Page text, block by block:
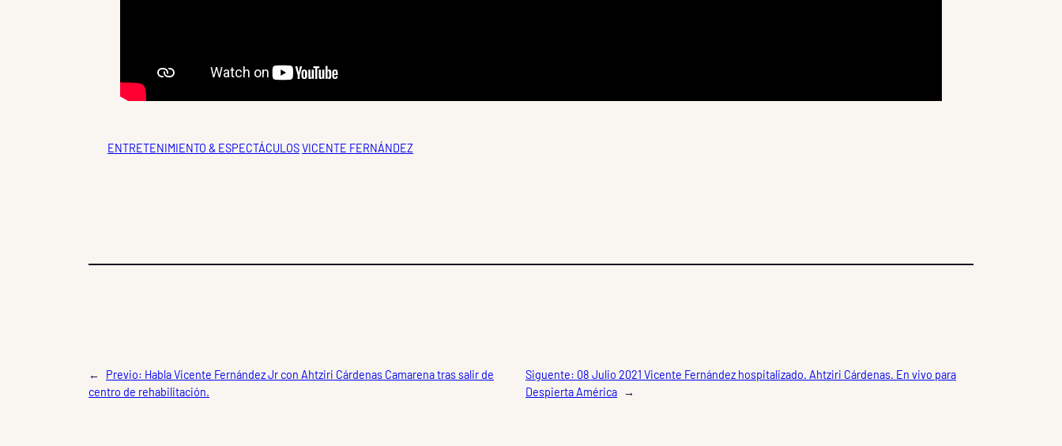
ENTRETENIMIENTO & ESPECTÁCULOSVICENTE FERNÁNDEZ
← Previo: Habla Vicente Fernández Jr con Ahtziri Cárdenas Camarena tras salir de
centro de rehabilitación.
Siguente: 08 Julio 2021 Vicente Fernández hospitalizado. Ahtziri Cárdenas. En vivo para
Despierta América →